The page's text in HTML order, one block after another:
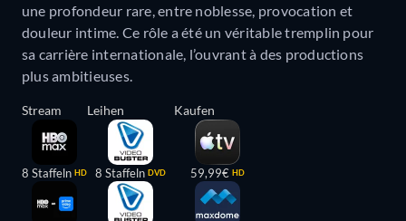
une profondeur rare, entre noblesse, provocation et
douleur intime. Ce rôle a été un véritable tremplin pour
sa carrière internationale, l’ouvrant à des productions
plus ambitieuses.
Stream
8 Staffeln HD
Leihen
8 Staffeln DVD
Kaufen
59,99€ HD